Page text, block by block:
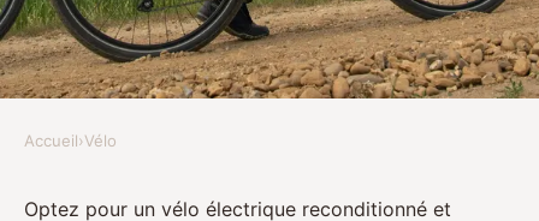
Accueil›Vélo
Optez pour un vélo électrique reconditionné et